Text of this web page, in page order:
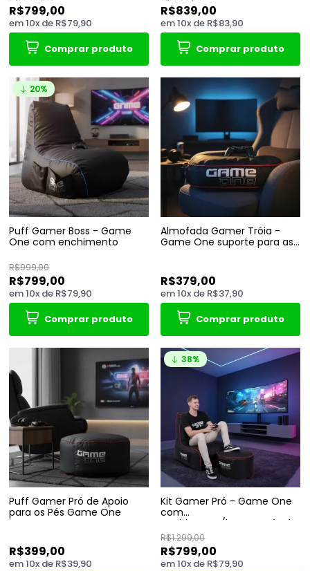
R$799,00
em10x de R$79,90
Comprar produto
R$839,00
em10x de R$83,90
Comprar produto
20%
Puff Gamer Boss - Game
One com enchimento
R$999,00
R$799,00
em10x de R$79,90
Comprar produto
Almofada Gamer Tróia -
Game One suporte para as
R$379,00
em10x de R$37,90
Comprar produto
Puff Gamer Pró de Apoio
para os Pés Game One
R$399,00
em10x de R$39,90
38%
Kit Gamer Pró - Game One
com
enchimento/impermeável
R$1.299,00
R$799,00
em10x de R$79,90